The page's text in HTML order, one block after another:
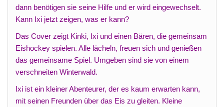
dann benötigen sie seine Hilfe und er wird eingewechselt.
Kann Ixi jetzt zeigen, was er kann?
Das Cover zeigt Kinki, Ixi und einen Bären, die gemeinsam
Eishockey spielen. Alle lächeln, freuen sich und genießen
das gemeinsame Spiel. Umgeben sind sie von einem
verschneiten Winterwald.
Ixi ist ein kleiner Abenteurer, der es kaum erwarten kann,
mit seinen Freunden über das Eis zu gleiten. Kleine